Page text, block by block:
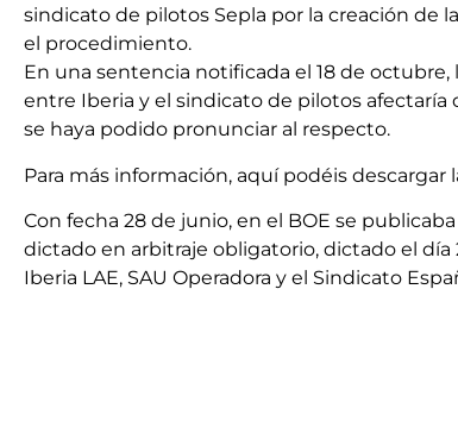
sindicato de pilotos Sepla por la creación de
el procedimiento.
En una sentencia notificada el 18 de
entre Iberia y el sindicato de pilotos afectaría
se haya podido pronunciar al respecto.
Para más información, aquí podéis descargar
Con fecha 28 de junio, en el BOE se
dictado en arbitraje obligatorio, dictado el
Iberia LAE, SAU Operadora y el Sindicato